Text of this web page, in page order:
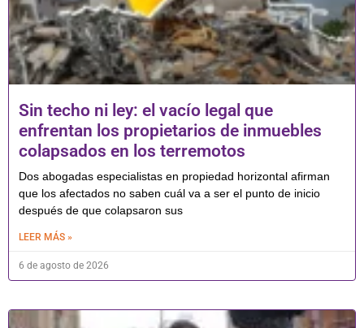
Sin techo ni ley: el vacío legal que
enfrentan los propietarios de inmuebles
colapsados en los terremotos
Dos abogadas especialistas en propiedad horizontal afirman
que los afectados no saben cuál va a ser el punto de inicio
después de que colapsaron sus
LEER MÁS »
6 de agosto de 2026